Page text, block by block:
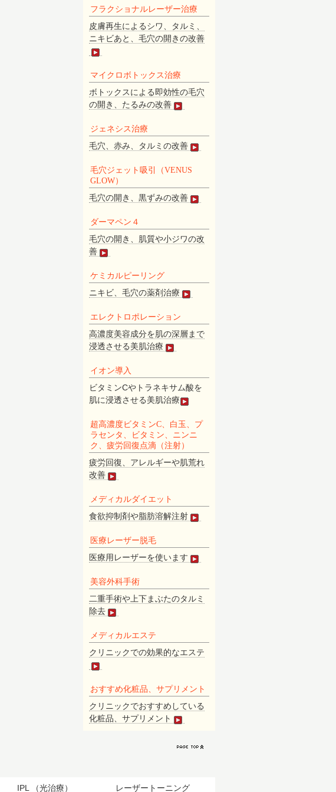
フラクショナルレーザー治療
皮膚再生によるシワ、タルミ、
ニキビあと、毛穴の開きの改善
マイクロボトックス治療
ボトックスによる即効性の毛穴
の開き、たるみの改善
ジェネシス治療
毛穴、赤み、タルミの改善
毛穴ジェット吸引（VENUS
GLOW）
毛穴の開き、黒ずみの改善
ダーマペン４
毛穴の開き、肌質や小ジワの改
善
ケミカルピーリング
ニキビ、毛穴の薬剤治療
エレクトロポレーション
高濃度美容成分を肌の深層まで
浸透させる美肌治療
イオン導入
ビタミンCやトラネキサム酸を
肌に浸透させる美肌治療
超高濃度ビタミンC、白玉、プ
ラセンタ、ビタミン、ニンニ
ク、疲労回復点滴（注射）
疲労回復、アレルギーや肌荒れ
改善
メディカルダイエット
食欲抑制剤や脂肪溶解注射
医療レーザー脱毛
医療用レーザーを使います
美容外科手術
二重手術や上下まぶたのタルミ
除去
メディカルエステ
クリニックでの効果的なエステ
おすすめ化粧品、サプリメント
クリニックでおすすめしている
化粧品、サプリメント
IPL （光治療） レーザートーニング